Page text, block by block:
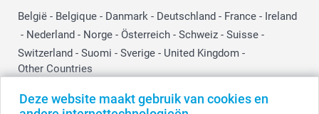
Deze website maakt gebruik van cookies en
België - Belgique - Danmark - Deutschland - France - Ireland
- Nederland - Norge - Österreich - Schweiz - Suisse -
Switzerland - Suomi - Sverige - United Kingdom -
Other Countries